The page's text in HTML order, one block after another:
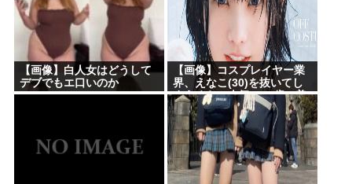
【画像】白人女はどうして
デブでもエ口いのか
【画像】コスプレイヤー業
界、えなこ(30)を抜いてし
まうくらい人気の22歳の美
少女が可愛すぎる